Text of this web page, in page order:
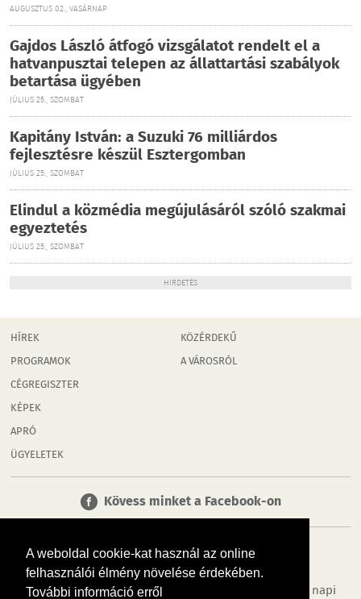
A weboldal cookie-kat használ az online
felhasználói élmény növelése érdekében.
További információ erről
AUGUSZTUS 02., VASÁRNAP
Gajdos László átfogó vizsgálatot rendelt el a
hatvanpusztai telepen az állattartási szabályok
betartása ügyében
JÚLIUS 25., SZOMBAT
Kapitány István: a Suzuki 76 milliárdos
fejlesztésre készül Esztergomban
JÚLIUS 25., SZOMBAT
Elindul a közmédia megújulásáról szóló szakmai
egyeztetés
JÚLIUS 25., SZOMBAT
HIRDETÉS
HÍREK
PROGRAMOK
CÉGREGISZTER
KÉPEK
APRÓ
ÜGYELETEK
KÖZÉRDEKŰ
A VÁROSRÓL
Kövess minket a Facebook-on
Tudj meg többet városodról! Hírek, programok, képek, napi